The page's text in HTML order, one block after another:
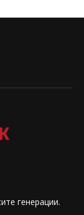
генерации.